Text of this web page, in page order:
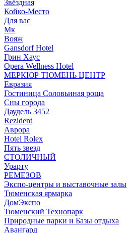
Звёздная
Койко-Место
Для вас
Мк
Вояж
Gansdorf Hotel
Грин Хаус
Opera Wellness Hotel
МЕРКЮР ТЮМЕНЬ ЦЕНТР
Евразия
Гостиница Соловьиная роща
Сны города
Даудель 3452
Rezident
Аврора
Hotel Rolex
Пять звезд
СТОЛИЧНЫЙ
Урарту
РЕМЕЗОВ
Экспо-центры и выставочные залы
Тюменская ярмарка
ДомЭкспо
Тюменский Технопарк
Природные парки и Базы отдыха
Авангард